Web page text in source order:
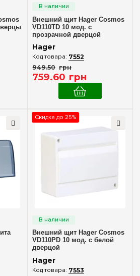
PE+N
(3)
Внешний щит Hager Cosmos
VD110TD 10 мод. с
прозрачной дверцой
Hager
7552
949.50 грн
759.60 грн
Скидка до 25%
Внешний щит Hager Cosmos
VD110PD 10 мод. с белой
дверцой
Hager
7553